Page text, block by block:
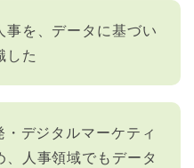
を、データに基づい
した
デジタルマーケティ
人事領域でもデータ